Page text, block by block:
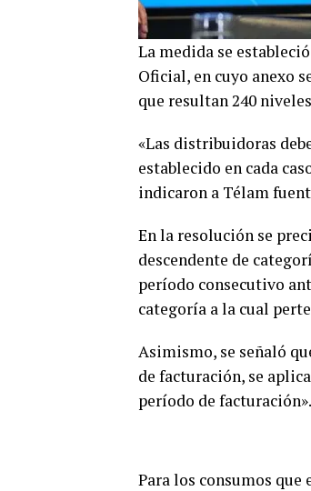
La medida se
Oficial, en cuyo anexo
que resultan 240
«Las distribuidoras
establecido en cada
indicaron a Télam
En la resolución se
descendente de
período consecutivo
categoría a la cual
Asimismo, se señaló
de facturación, se
período de facturación».
Para los consumos